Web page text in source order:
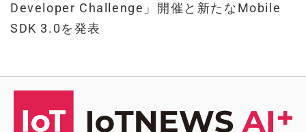
Developer Challenge」開催と新たなMobile
SDK 3.0を発表